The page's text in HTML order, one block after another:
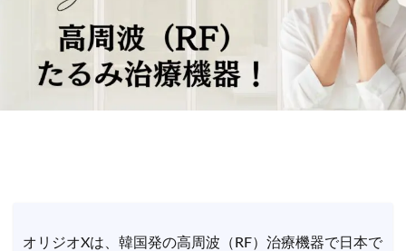
オリジオXは、韓国発の高周波（RF）治療機器で日本で